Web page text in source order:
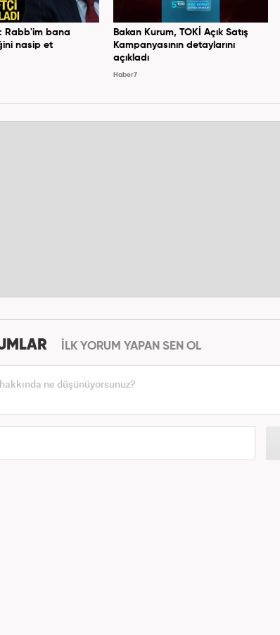
Rabb'im bana
nasip et
Bakan Kurum, TOKİ Açık Satış
Kampanyasının detaylarını
açıkladı
Haber7
İLK YORUM YAPAN SEN OL